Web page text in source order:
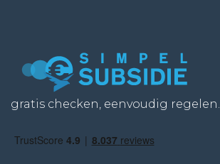
gratis checken, eenvoudig regelen.